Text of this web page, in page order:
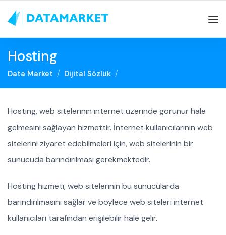
Hosting
Data Market Dijital Sözlük
Hosting, web sitelerinin internet üzerinde görünür hale
gelmesini sağlayan hizmettir. İnternet kullanıcılarının web
sitelerini ziyaret edebilmeleri için, web sitelerinin bir
sunucuda barındırılması gerekmektedir.
Hosting hizmeti, web sitelerinin bu sunucularda
barındırılmasını sağlar ve böylece web siteleri internet
kullanıcıları tarafından erişilebilir hale gelir.